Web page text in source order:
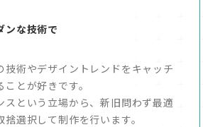
ンな技術で
技術やデザイントレンドをキャッチ
とが好きです。
スという立場から、新旧問わず最適
捨選択して制作を行います。